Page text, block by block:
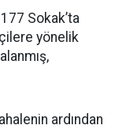
Sokak’ta
yönelik
ardından